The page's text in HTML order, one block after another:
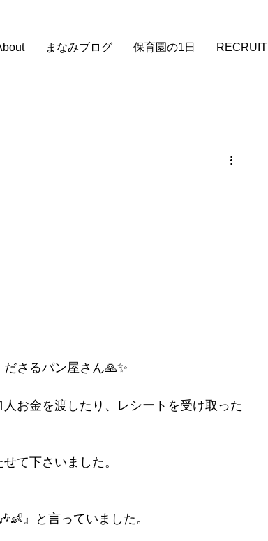
まなみブログ 保育園の1日 RECRUIT
さるパン屋さん🙏✨
お金を渡したり、レシートを受け取った
て下さいました。
』と言っていました。